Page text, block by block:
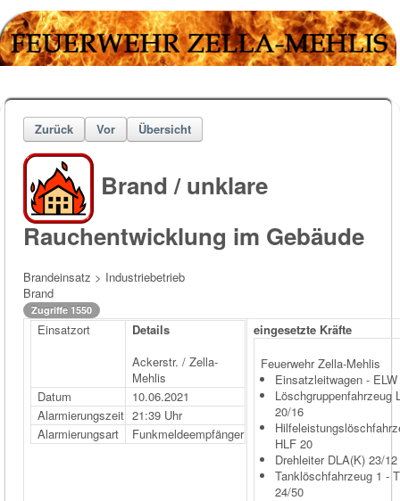
Zurück Vor Übersicht
Brand / unklare
Rauchentwicklung im Gebäude
Brandeinsatz > Industriebetrieb
Brand
Zugriffe 1550
Einsatzort
Details
Ackerstr. / Zella-
Mehlis
Datum
10.06.2021
Alarmierungszeit 21:39 Uhr
Alarmierungsart
Funkmeldeempfänger
eingesetzte Kräfte
Feuerwehr Zella-Mehlis
Einsatzleitwagen -
Löschgruppenfahrzeug
20/16
HLF 20
Drehleiter DLA(K) 23/12
Tanklöschfahrzeug 1 -
24/50